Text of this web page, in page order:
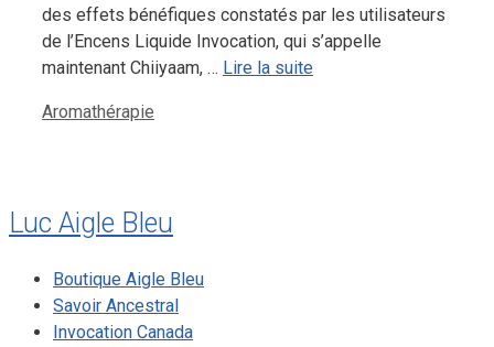
des effets bénéfiques constatés par les utilisateurs
de l’Encens Liquide Invocation, qui s’appelle
maintenant Chiiyaam, … Lire la suite
Catégories
Aromathérapie
Luc Aigle Bleu
Boutique Aigle Bleu
Savoir Ancestral
Invocation Canada